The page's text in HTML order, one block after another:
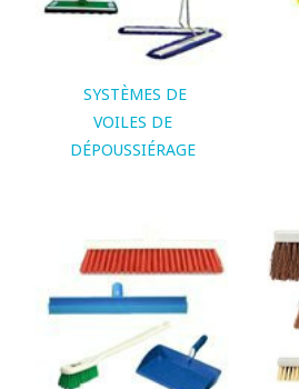
SYSTÈMES DE
VOILES DE
DÉPOUSSIÉRAGE